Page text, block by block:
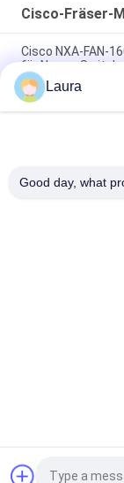
Cisco-Fräser-
Cisco NXA-FAN-
für Nexus-
ISR4221-SEC/K9
slot, 4 GB Flash
C1-ASR1001-
Laura
Good day, what